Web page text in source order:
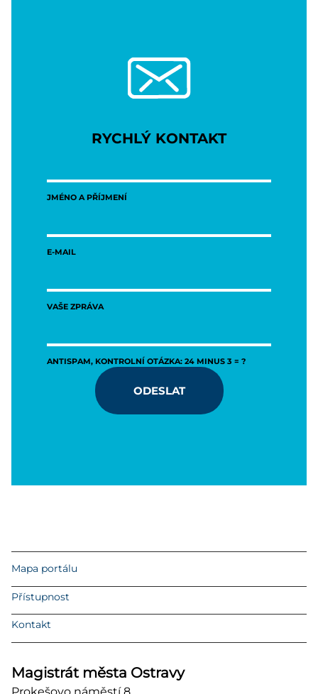
RYCHLÝ KONTAKT
JMÉNO A PŘÍJMENÍ
E-MAIL
VAŠE ZPRÁVA
ANTISPAM, KONTROLNÍ OTÁZKA: 24 MINUS 3 = ?
ODESLAT
Mapa portálu
Přístupnost
Kontakt
Magistrát města Ostravy